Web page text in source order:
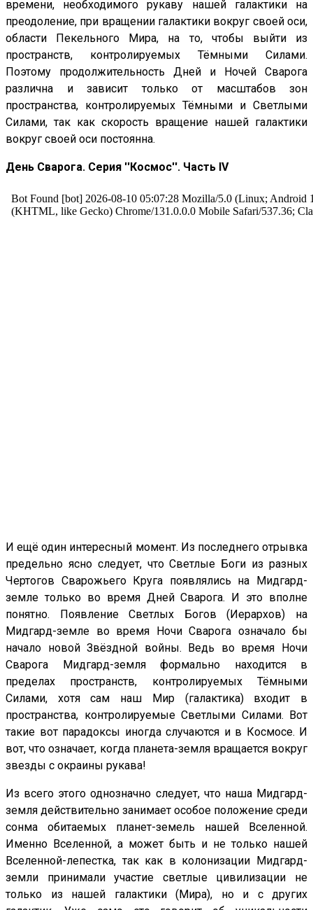
времени, необходимого рукаву нашей галактики на
преодоление, при вращении галактики вокруг своей оси,
области Пекельного Мира, на то, чтобы выйти из
пространств, контролируемых Тёмными Силами.
Поэтому продолжительность Дней и Ночей Сварога
различна и зависит только от масштабов зон
пространства, контролируемых Тёмными и Светлыми
Силами, так как скорость вращение нашей галактики
вокруг своей оси постоянна.
День Сварога. Серия ''Космос''. Часть IV
И ещё один интересный момент. Из последнего отрывка
предельно ясно следует, что Светлые Боги из разных
Чертогов Сварожьего Круга появлялись на Мидгард-
земле только во время Дней Сварога. И это вполне
понятно. Появление Светлых Богов (Иерархов) на
Мидгард-земле во время Ночи Сварога означало бы
начало новой Звёздной войны. Ведь во время Ночи
Сварога Мидгард-земля формально находится в
пределах пространств, контролируемых Тёмными
Силами, хотя сам наш Мир (галактика) входит в
пространства, контролируемые Светлыми Силами. Вот
такие вот парадоксы иногда случаются и в Космосе. И
вот, что означает, когда планета-земля вращается вокруг
звезды с окраины рукава!
Из всего этого однозначно следует, что наша Мидгард-
земля действительно занимает особое положение среди
сонма обитаемых планет-земель нашей Вселенной.
Именно Вселенной, а может быть и не только нашей
Вселенной-лепестка, так как в колонизации Мидгард-
земли принимали участие светлые цивилизации не
только из нашей галактики (Мира), но и с других